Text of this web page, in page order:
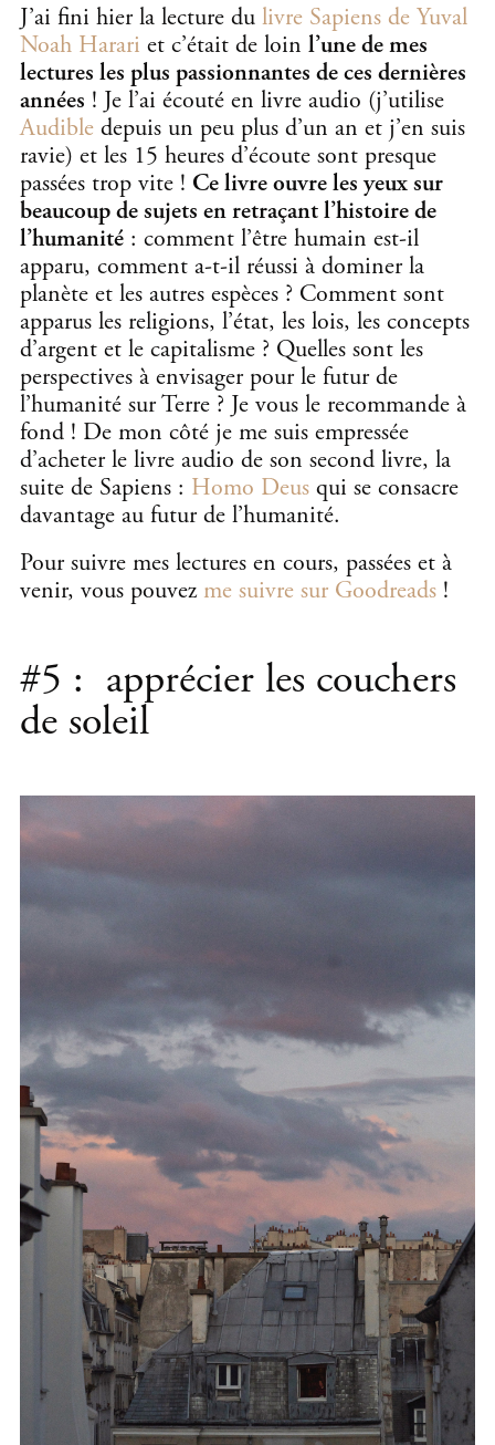
J’ai fini hier la lecture du livre Sapiens de Yuval
Noah Harari et c’était de loin l’une de mes
lectures les plus passionnantes de ces dernières
années ! Je l’ai écouté en livre audio (j’utilise
Audible depuis un peu plus d’un an et j’en suis
ravie) et les 15 heures d’écoute sont presque
passées trop vite ! Ce livre ouvre les yeux sur
beaucoup de sujets en retraçant l’histoire de
l’humanité : comment l’être humain est-il
apparu, comment a-t-il réussi à dominer la
planète et les autres espèces ? Comment sont
apparus les religions, l’état, les lois, les concepts
d’argent et le capitalisme ? Quelles sont les
perspectives à envisager pour le futur de
l’humanité sur Terre ? Je vous le recommande à
fond ! De mon côté je me suis empressée
d’acheter le livre audio de son second livre, la
suite de Sapiens : Homo Deus qui se consacre
davantage au futur de l’humanité.
Pour suivre mes lectures en cours, passées et à
venir, vous pouvez me suivre sur Goodreads !
#5 : apprécier les couchers
de soleil